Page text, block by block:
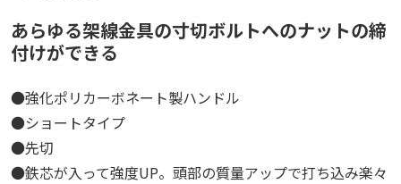
あらゆる架線金具の寸切ボルトへのナットの締
付けができる
●強化ポリカーボネート製ハンドル
●ショートタイプ
●先切
●鉄芯が入って強度UP。頭部の質量アップで打ち込み楽々